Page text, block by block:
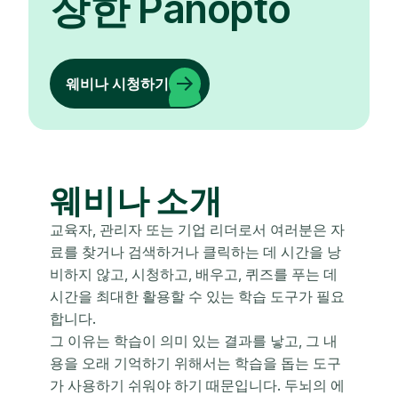
웨비나 시청하기
웨비나 소개
교육자, 관리자 또는 기업 리더로서 여러분은 자
료를 찾거나 검색하거나 클릭하는 데 시간을 낭
비하지 않고, 시청하고, 배우고, 퀴즈를 푸는 데
시간을 최대한 활용할 수 있는 학습 도구가 필요
합니다.
그 이유는 학습이 의미 있는 결과를 낳고, 그 내
용을 오래 기억하기 위해서는 학습을 돕는 도구
가 사용하기 쉬워야 하기 때문입니다. 두뇌의 에